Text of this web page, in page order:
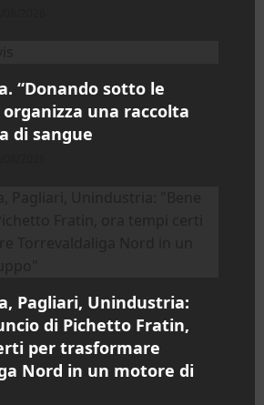
“Donando sotto le
organizza una raccolta
di sangue
Pagliari, Unindustria:
di Pichetto Fratin,
per trasformare
Nord in un motore di